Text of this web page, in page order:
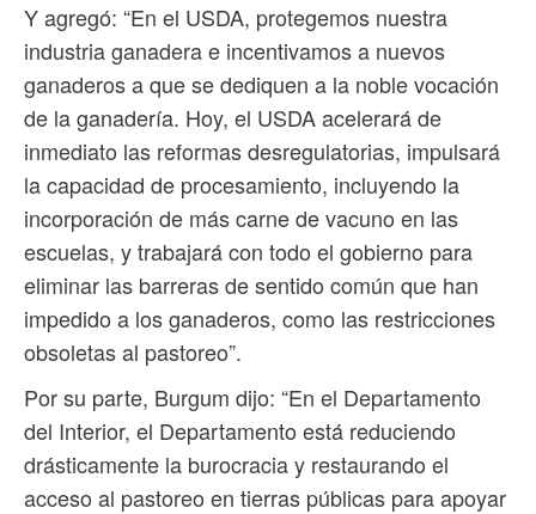
Y agregó: “En el USDA, protegemos nuestra
industria ganadera e incentivamos a nuevos
ganaderos a que se dediquen a la noble vocación
de la ganadería. Hoy, el USDA acelerará de
inmediato las reformas desregulatorias, impulsará
la capacidad de procesamiento, incluyendo la
incorporación de más carne de vacuno en las
escuelas, y trabajará con todo el gobierno para
eliminar las barreras de sentido común que han
impedido a los ganaderos, como las restricciones
obsoletas al pastoreo”.
Por su parte, Burgum dijo: “En el Departamento
del Interior, el Departamento está reduciendo
drásticamente la burocracia y restaurando el
acceso al pastoreo en tierras públicas para apoyar